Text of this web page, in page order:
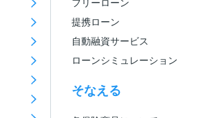
フリーローン
提携ローン
自動融資サービス
ローンシミュレーション
そなえる